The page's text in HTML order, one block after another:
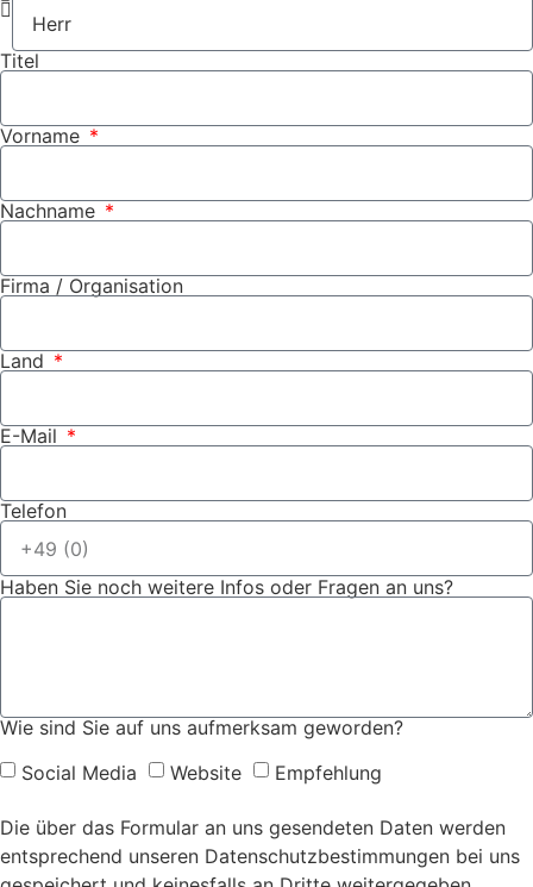
Titel
Vorname
Nachname
Firma / Organisation
Land
E-Mail
Telefon
Haben Sie noch weitere Infos oder Fragen an uns?
Wie sind Sie auf uns aufmerksam geworden?
Social Media
Website Empfehlung
Die über das Formular an uns gesendeten Daten werden
entsprechend unseren Datenschutzbestimmungen bei uns